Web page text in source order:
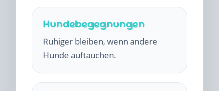
Hundebegegnungen
Ruhiger bleiben, wenn andere
Hunde auftauchen.